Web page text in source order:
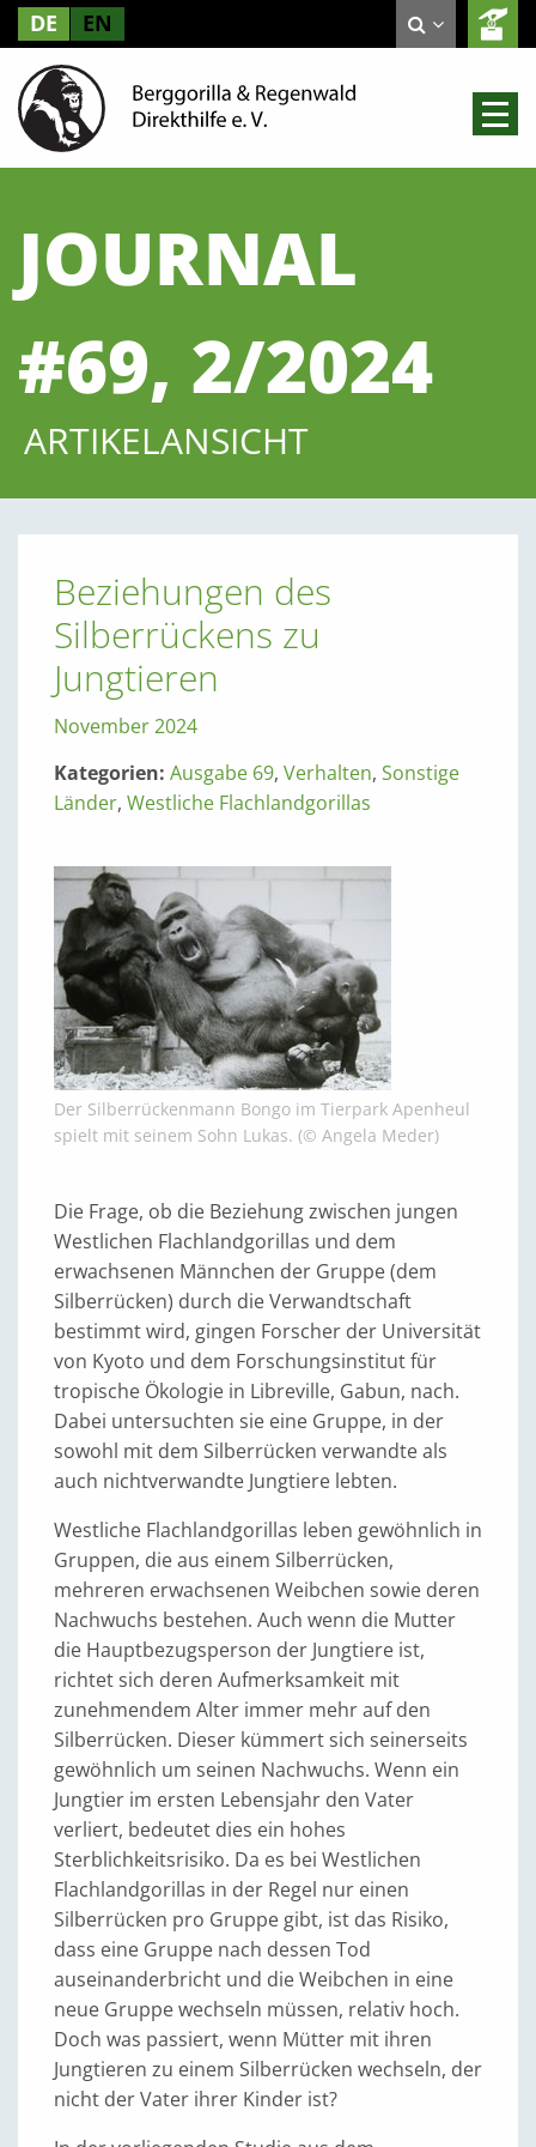
DE EN
JOURNAL
#69, 2/2024
ARTIKELANSICHT
Beziehungen des
Silberrückens zu
Jungtieren
November 2024
Kategorien: Ausgabe 69, Verhalten, Sonstige
Länder, Westliche Flachlandgorillas
Der Silberrückenmann Bongo im Tierpark Apenheul
spielt mit seinem Sohn Lukas. (© Angela Meder)
Die Frage, ob die Beziehung zwischen jungen
Westlichen Flachlandgorillas und dem
erwachsenen Männchen der Gruppe (dem
Silberrücken) durch die Verwandtschaft
bestimmt wird, gingen Forscher der Universität
von Kyoto und dem Forschungsinstitut für
tropische Ökologie in Libreville, Gabun, nach.
Dabei untersuchten sie eine Gruppe, in der
sowohl mit dem Silberrücken verwandte als
auch nichtverwandte Jungtiere lebten.
Westliche Flachlandgorillas leben gewöhnlich in
Gruppen, die aus einem Silberrücken,
mehreren erwachsenen Weibchen sowie deren
Nachwuchs bestehen. Auch wenn die Mutter
die Hauptbezugsperson der Jungtiere ist,
richtet sich deren Aufmerksamkeit mit
zunehmendem Alter immer mehr auf den
Silberrücken. Dieser kümmert sich seinerseits
gewöhnlich um seinen Nachwuchs. Wenn ein
Jungtier im ersten Lebensjahr den Vater
verliert, bedeutet dies ein hohes
Sterblichkeitsrisiko. Da es bei Westlichen
Flachlandgorillas in der Regel nur einen
Silberrücken pro Gruppe gibt, ist das Risiko,
dass eine Gruppe nach dessen Tod
auseinanderbricht und die Weibchen in eine
neue Gruppe wechseln müssen, relativ hoch.
Doch was passiert, wenn Mütter mit ihren
Jungtieren zu einem Silberrücken wechseln, der
nicht der Vater ihrer Kinder ist?